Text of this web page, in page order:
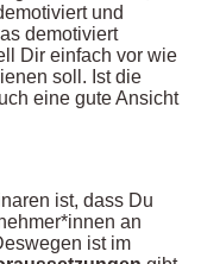
und
demotiviert
Dir einfach vor wie
soll. Ist die
eine gute Ansicht
ist, dass Du
an
ist im